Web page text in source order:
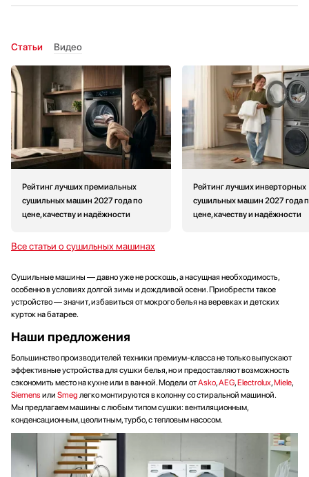
Статьи Видео
Все статьи о сушильных машинах
Рейтинг лучших премиальных
сушильных машин 2027 года по
цене, качеству и надёжности
Рейтинг лучших инверторных
сушильных машин 2027 года
цене, качеству и надёжности
Сушильные машины — давно уже не роскошь, а насущная необходимость,
особенно в условиях долгой зимы и дождливой осени. Приобрести такое
устройство — значит, избавиться от мокрого белья на веревках и детских
курток на батарее.
Наши предложения
Большинство производителей техники премиум-класса не только выпускают
эффективные устройства для сушки белья, но и предоставляют возможность
сэкономить место на кухне или в ванной. Модели отAsko,AEG,Electrolux,Miele,
Siemensили Smeg легко монтируются в колонну со стиральной машиной.
Мы предлагаем машины с любым типом сушки: вентиляционным,
конденсационным, цеолитным, турбо, с тепловым насосом.